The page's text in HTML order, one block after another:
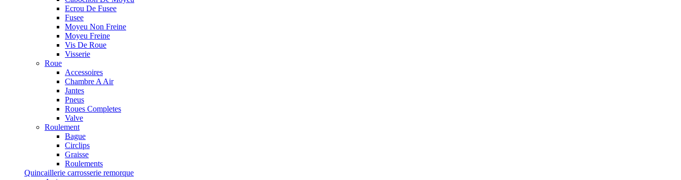
Ecrou De Fusee
Fusee
Moyeu Non Freine
Moyeu Freine
Vis De Roue
Visserie
Roue
Accessoires
Chambre A Air
Jantes
Pneus
Roues Completes
Valve
Roulement
Bague
Circlips
Graisse
Roulements
Quincaillerie carrosserie remorque